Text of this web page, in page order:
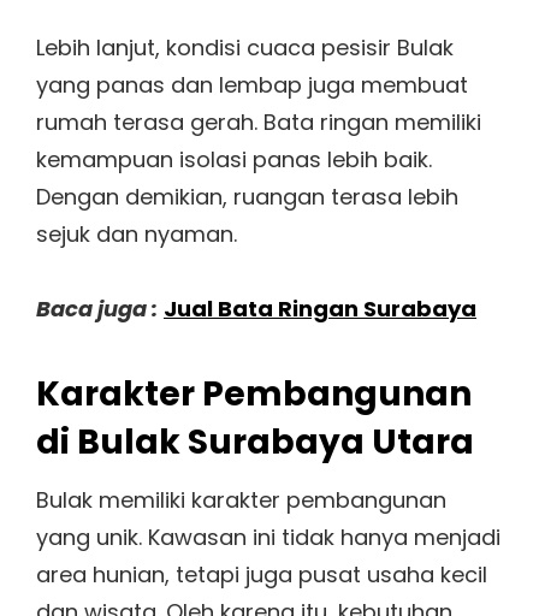
Lebih lanjut, kondisi cuaca pesisir Bulak
yang panas dan lembap juga membuat
rumah terasa gerah. Bata ringan memiliki
kemampuan isolasi panas lebih baik.
Dengan demikian, ruangan terasa lebih
sejuk dan nyaman.
Baca juga : Jual Bata Ringan Surabaya
Karakter Pembangunan
di Bulak Surabaya Utara
Bulak memiliki karakter pembangunan
yang unik. Kawasan ini tidak hanya menjadi
area hunian, tetapi juga pusat usaha kecil